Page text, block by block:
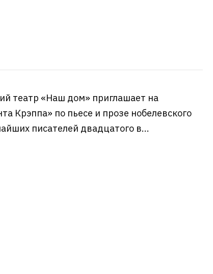
театр «Наш дом» приглашает на
Крэппа» по пьесе и прозе нобелевского
писателей двадцатого в...